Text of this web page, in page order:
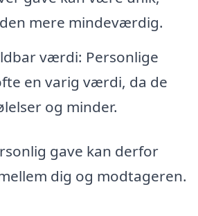
mere mindeværdig.
værdi: Personlige
en varig værdi, da de
og minder.
gave kan derfor
dig og modtageren.